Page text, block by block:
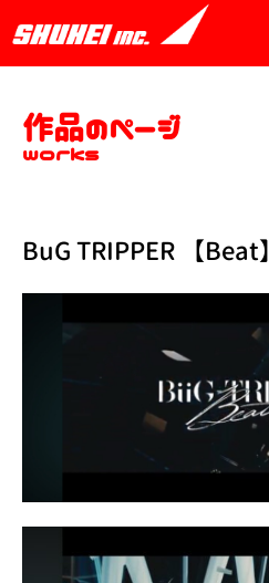
作品のページ
works
BuG TRIPPER 【Beat】